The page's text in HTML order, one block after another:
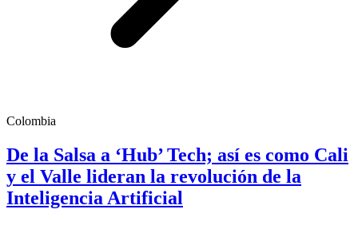
Colombia
De la Salsa a ‘Hub’ Tech; así es como Cali
y el Valle lideran la revolución de la
Inteligencia Artificial